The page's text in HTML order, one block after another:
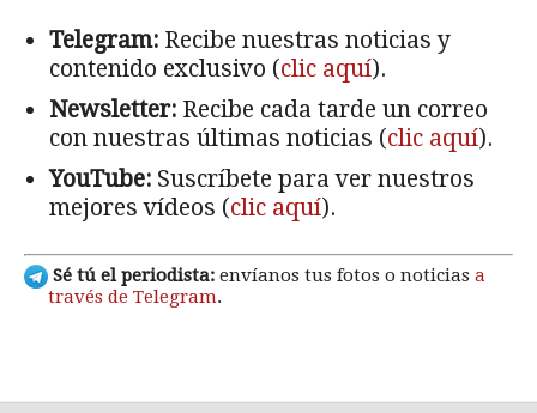
Telegram: Recibe nuestras noticias y
contenido exclusivo (clic aquí).
Newsletter: Recibe cada tarde un correo
con nuestras últimas noticias (clic aquí).
YouTube: Suscríbete para ver nuestros
mejores vídeos (clic aquí).
Sé tú el periodista: envíanos tus fotos o noticias a
través de Telegram.